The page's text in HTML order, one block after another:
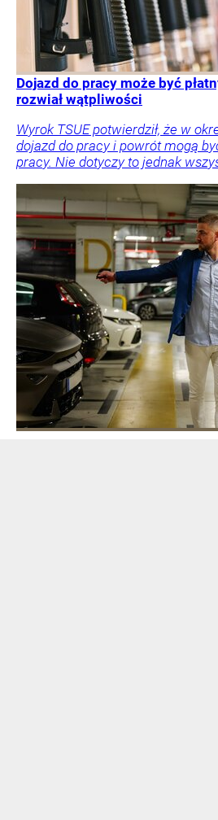
Dojazd do pracy może być
rozwiał wątpliwości
Wyrok TSUE potwierdził, że w
dojazd do pracy i powrót mogą
pracy. Nie dotyczy to jednak